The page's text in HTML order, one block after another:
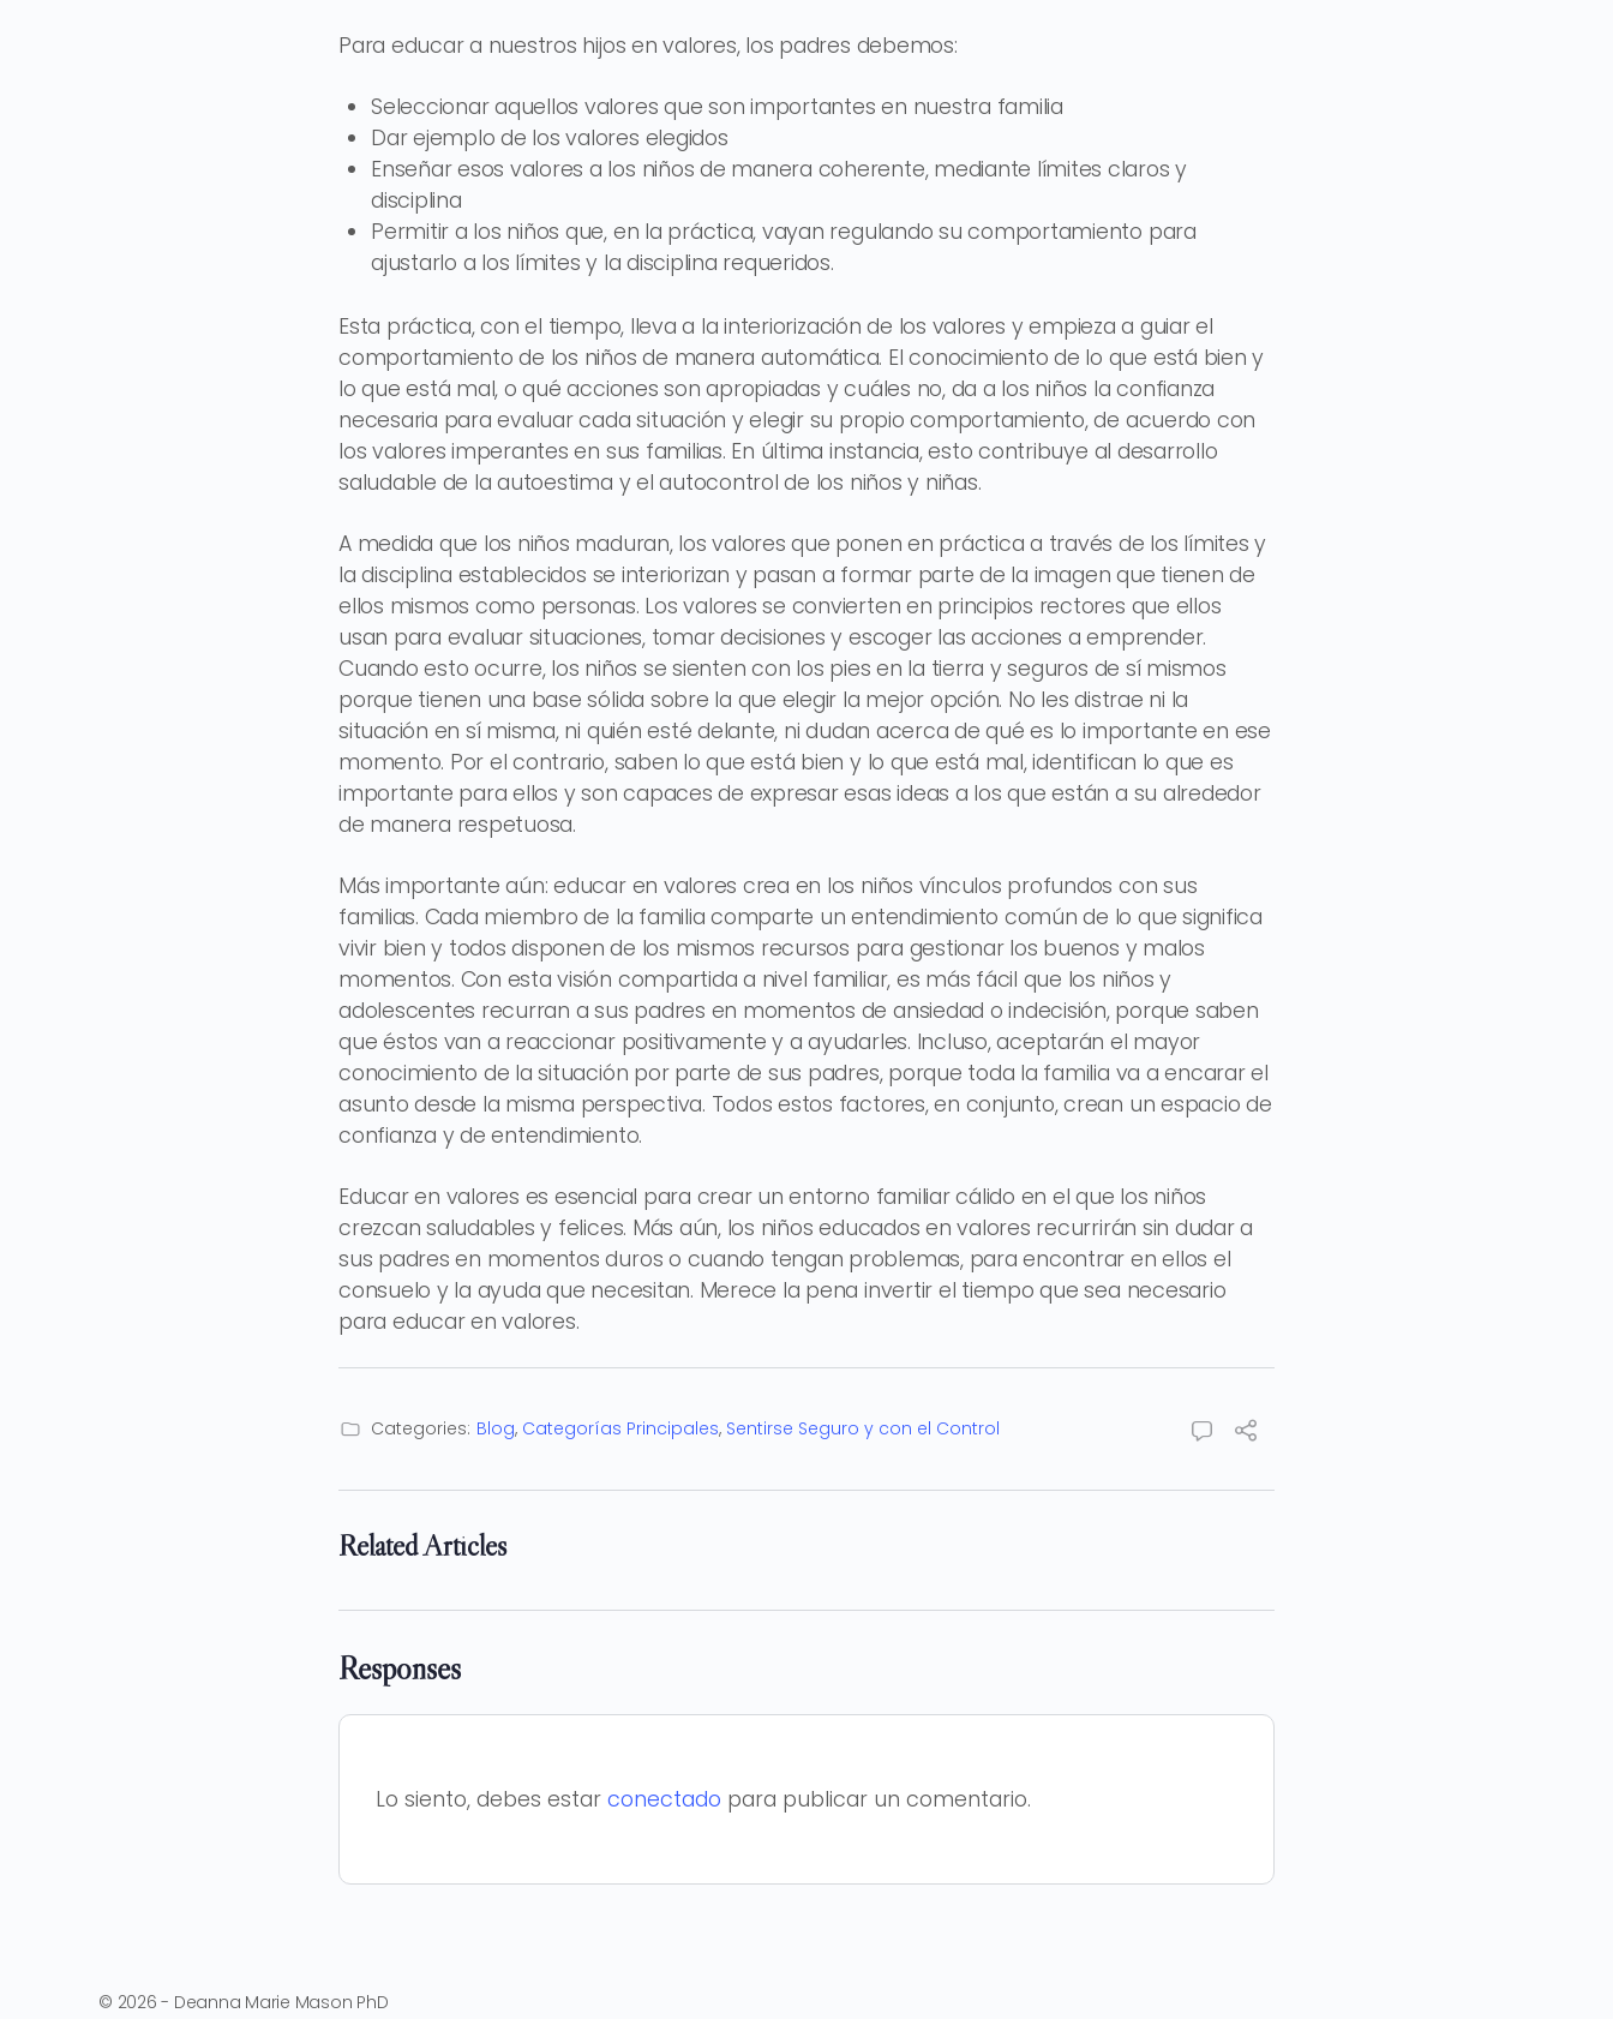
Para educar a nuestros hijos en valores, los padres debemos:
Seleccionar aquellos valores que son importantes en nuestra familia
Dar ejemplo de los valores elegidos
Enseñar esos valores a los niños de manera coherente, mediante límites claros y
disciplina
Permitir a los niños que, en la práctica, vayan regulando su comportamiento para
ajustarlo a los límites y la disciplina requeridos.
Esta práctica, con el tiempo, lleva a la interiorización de los valores y empieza a guiar el
comportamiento de los niños de manera automática. El conocimiento de lo que está bien y
lo que está mal, o qué acciones son apropiadas y cuáles no, da a los niños la confianza
necesaria para evaluar cada situación y elegir su propio comportamiento, de acuerdo con
los valores imperantes en sus familias. En última instancia, esto contribuye al desarrollo
saludable de la autoestima y el autocontrol de los niños y niñas.
A medida que los niños maduran, los valores que ponen en práctica a través de los límites y
la disciplina establecidos se interiorizan y pasan a formar parte de la imagen que tienen de
ellos mismos como personas. Los valores se convierten en principios rectores que ellos
usan para evaluar situaciones, tomar decisiones y escoger las acciones a emprender.
Cuando esto ocurre, los niños se sienten con los pies en la tierra y seguros de sí mismos
porque tienen una base sólida sobre la que elegir la mejor opción. No les distrae ni la
situación en sí misma, ni quién esté delante, ni dudan acerca de qué es lo importante en ese
momento. Por el contrario, saben lo que está bien y lo que está mal, identifican lo que es
importante para ellos y son capaces de expresar esas ideas a los que están a su alrededor
de manera respetuosa.
Más importante aún: educar en valores crea en los niños vínculos profundos con sus
familias. Cada miembro de la familia comparte un entendimiento común de lo que significa
vivir bien y todos disponen de los mismos recursos para gestionar los buenos y malos
momentos. Con esta visión compartida a nivel familiar, es más fácil que los niños y
adolescentes recurran a sus padres en momentos de ansiedad o indecisión, porque saben
que éstos van a reaccionar positivamente y a ayudarles. Incluso, aceptarán el mayor
conocimiento de la situación por parte de sus padres, porque toda la familia va a encarar el
asunto desde la misma perspectiva. Todos estos factores, en conjunto, crean un espacio de
confianza y de entendimiento.
Educar en valores es esencial para crear un entorno familiar cálido en el que los niños
crezcan saludables y felices. Más aún, los niños educados en valores recurrirán sin dudar a
sus padres en momentos duros o cuando tengan problemas, para encontrar en ellos el
consuelo y la ayuda que necesitan. Merece la pena invertir el tiempo que sea necesario
para educar en valores.
Categories: Blog, Categorías Principales, Sentirse Seguro y con el Control
Related Articles
Responses
Lo siento, debes estar conectado para publicar un comentario.
© 2026 - Deanna Marie Mason PhD